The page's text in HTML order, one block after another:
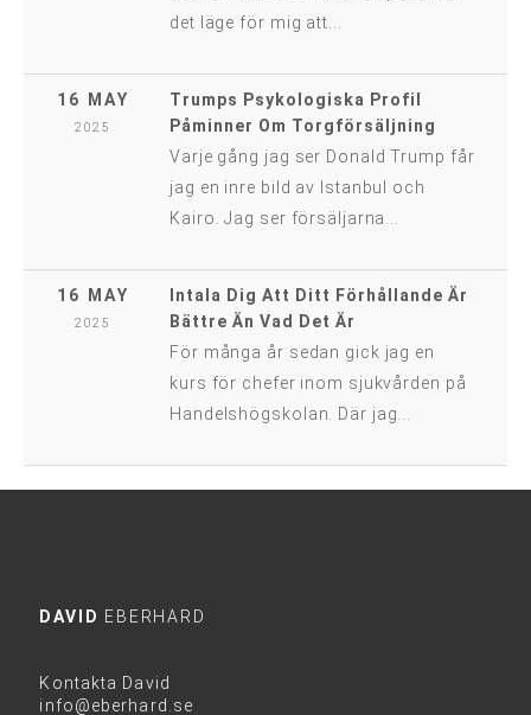
det läge för mig att...
16 MAY
2025
Trumps Psykologiska Profil
Påminner Om Torgförsäljning
Varje gång jag ser Donald Trump får
jag en inre bild av Istanbul och
Kairo. Jag ser försäljarna...
16 MAY
2025
Intala Dig Att Ditt Förhållande Är
Bättre Än Vad Det Är
För många år sedan gick jag en
kurs för chefer inom sjukvården på
Handelshögskolan. Där jag...
DAVID EBERHARD
Kontakta David
info@eberhard.se